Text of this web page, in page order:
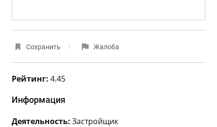
Сохранить Жалоба
Рейтинг: 4.45
Информация
Деятельность: Застройщик